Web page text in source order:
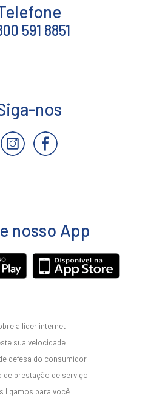
591 8851
nos
nosso App
a lider internet
sua velocidade
defesa do consumidor
de prestação de serviço
ligamos para você